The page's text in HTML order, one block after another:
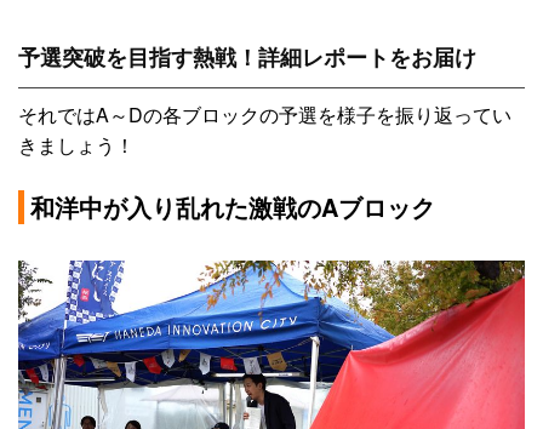
予選突破を目指す熱戦！詳細レポートをお届け
それではA～Dの各ブロックの予選を様子を振り返ってい
きましょう！
和洋中が入り乱れた激戦のAブロック